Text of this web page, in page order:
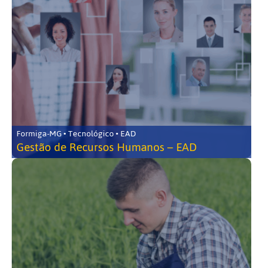
Formiga-MG • Tecnológico • EAD
Gestão de Recursos Humanos – EAD